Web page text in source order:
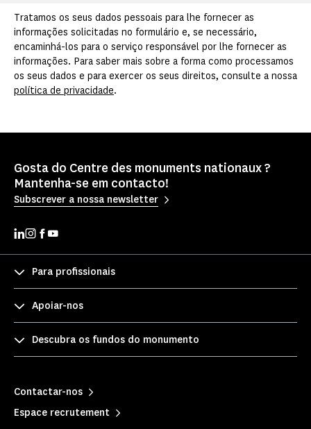
Tratamos os seus dados pessoais para lhe fornecer as
informações solicitadas no formulário e, se necessário,
encaminhá-los para o serviço responsável por lhe fornecer as
informações. Para saber mais sobre a forma como processamos
os seus dados e para exercer os seus direitos, consulte a nossa
política de privacidade.
Gosta do Centre des monuments nationaux ?
Mantenha-se em contacto!
Subscrever a nossa newsletter
Para profissionais
Apoiar-nos
Descubra os fundos do monumento
Contactar-nos
Espace recrutement